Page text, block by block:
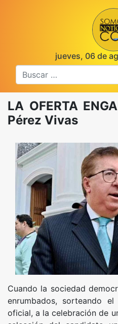
jueves, 06 de
LA OFERTA
Pérez Vivas
Cuando la sociedad
enrumbados, sorteando
oficial, a la celebración de